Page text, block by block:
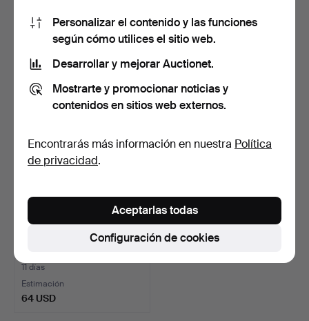
con coco, siglo XIX.
64 USD
CHAMPÁN/VINO, metal,
segunda…
10 días
53 USD
MANTEQUERA, metal,
11 días
Estimación
64 USD
Personalizar el contenido y las funciones
según cómo utilices el sitio web.
Desarrollar y mejorar Auctionet.
Mostrarte y promocionar noticias y
contenidos en sitios web externos.
Encontrarás más información en nuestra Política
de privacidad.
Configuración de cookies
Aceptarlas todas